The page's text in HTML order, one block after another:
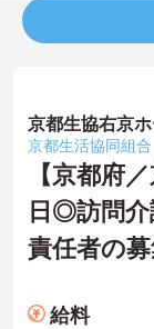
京都生協右京
京都生活協同組合
【京都府
日◎訪問
責任者の
給料